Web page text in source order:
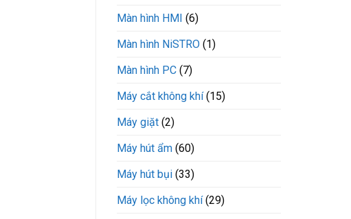
Màn hình HMI (6)
Màn hình NiSTRO (1)
Màn hình PC (7)
Máy cắt không khí(15)
Máy giặt (2)
Máy hút ẩm (60)
Máy hút bụi (33)
Máy lọc không khí(29)